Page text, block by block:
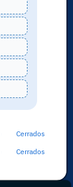
Cerrados
Cerrados